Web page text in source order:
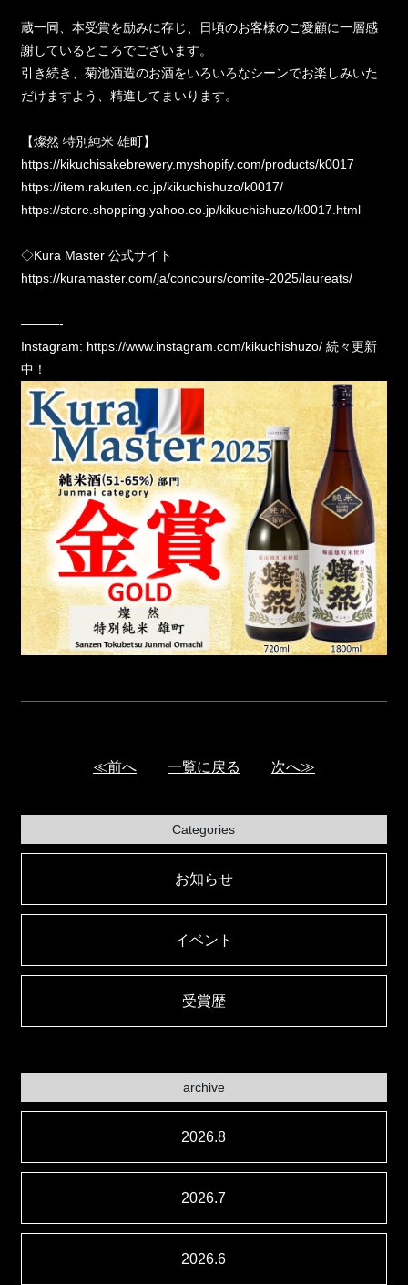
蔵一同、本受賞を励みに存じ、日頃のお客様のご愛顧に一層感
謝しているところでございます。
引き続き、菊池酒造のお酒をいろいろなシーンでお楽しみいた
だけますよう、精進してまいります。
【燦然 特別純米 雄町】
https://kikuchisakebrewery.myshopify.com/products/k0017
https://item.rakuten.co.jp/kikuchishuzo/k0017/
https://store.shopping.yahoo.co.jp/kikuchishuzo/k0017.html
◇Kura Master 公式サイト
https://kuramaster.com/ja/concours/comite-2025/laureats/
———-
Instagram: https://www.instagram.com/kikuchishuzo/ 続々更新
中！
≪前へ 一覧に戻る 次へ≫
Categories
お知らせ
イベント
受賞歴
archive
2026.8
2026.7
2026.6